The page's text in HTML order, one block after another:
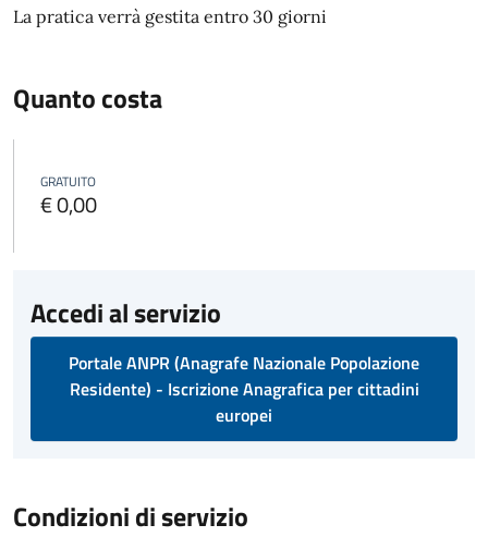
La pratica verrà gestita entro 30 giorni
Quanto costa
GRATUITO
€ 0,00
Accedi al servizio
Portale ANPR (Anagrafe Nazionale Popolazione
Residente) - Iscrizione Anagrafica per cittadini
europei
Condizioni di servizio